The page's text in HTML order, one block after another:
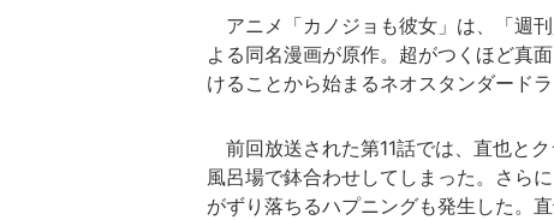
アニメ「カノジョも彼女」は、「週
よる同名漫画が原作。超がつくほど真
けることから始まるネオスタンダードラ
前回放送された第11話では、直也と
風呂場で鉢合わせしてしまった。さら
がずり落ちるハプニングも発生した。